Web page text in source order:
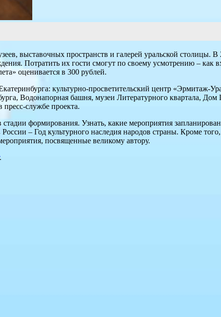
выставочных пространств и галерей уральской столицы. В
Потратить их гости смогут по своему усмотрению – как
оценивается в 300 рублей.
культурно-просветительский центр «Эрмитаж-
Водонапорная башня, музеи Литературного квартала, Дом
службе проекта.
формирования. Узнать, какие мероприятия
– Год культурного наследия народов страны. Кроме
посвященные великому автору.
.